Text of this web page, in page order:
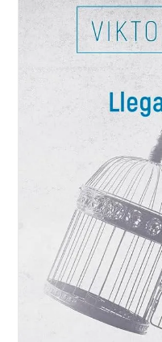
Y
Nos
Enseñó
A
Vivir.